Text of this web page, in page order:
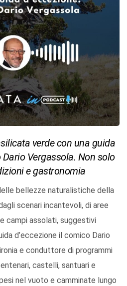
verde con una guida
Dario Vergassola. Non solo
e gastronomia
bellezze naturalistiche della
scenari incantevoli, di aree
campi assolati, suggestivi
d’eccezione il comico Dario
e conduttore di programmi
castelli, santuari e
nel vuoto e camminate lungo